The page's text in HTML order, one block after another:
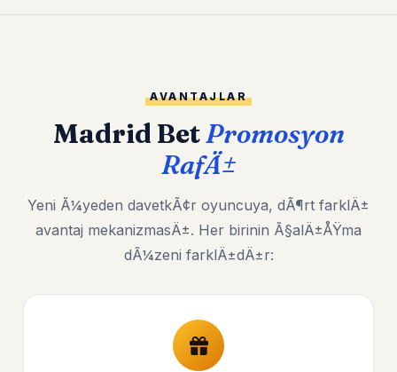
AVANTAJLAR
Madrid BetPromosyon
RafÄ±
Yeni Ã¼yeden davetkÃ¢r oyuncuya, dÃ¶rt farklÄ±
avantaj mekanizmasÄ±. Her birinin Ã§alÄ±ÅŸma
dÃ¼zeni farklÄ±dÄ±r: